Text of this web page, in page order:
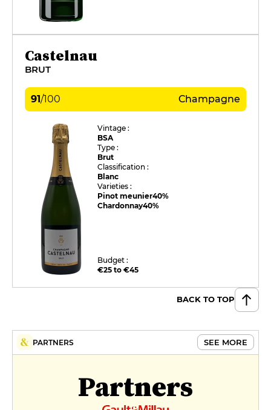
Castelnau
BRUT
91/100 Champagne
Vintage :
BSA
Type :
Brut
Classification :
Blanc
Varieties :
Pinot meunier40%
Chardonnay40%
Budget :
€25 to €45
BACK TO TOP
PARTNERS SEE MORE
Partners